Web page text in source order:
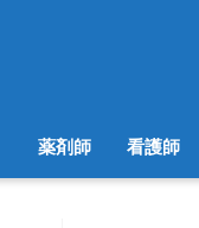
薬剤師 看護師